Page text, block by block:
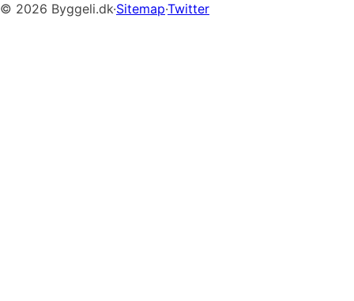
© 2026 Byggeli.dk·Sitemap·Twitter